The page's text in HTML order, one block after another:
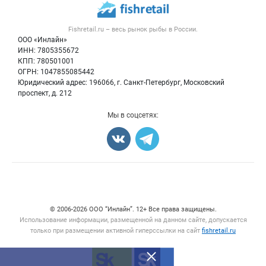
Fishretail.ru – весь рынок рыбы в России.
ООО «Инлайн»
ИНН: 7805355672
КПП: 780501001
ОГРН: 1047855085442
Юридический адрес: 196066, г. Санкт-Петербург, Московский
проспект, д. 212
Контактная информация
Политика обработки персональных данных
Новости рынка
Блог
Рыба
Икра
Мы в соцсетях:
© 2006‑2026 ООО “Инлайн”. 12+ Все права защищены.
Использование информации, размещенной на данном сайте, допускается
только при размещении активной гиперссылки на сайт fishretail.ru